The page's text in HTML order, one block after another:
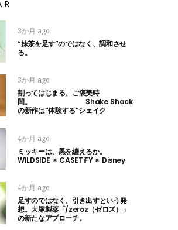
3か月 ago
“抹茶を足す”のではなく、調和させ
る。
3か月 ago
割ってはじまる、ご褒美時
間。 Shake Shack
の新作は“体験する”シェイク
4か月 ago
ミッキーは、黒を纏えるか。
WILDSIDE × CASETiFY × Disney
4か月 ago
足すのではなく、引き出すという発
想。大塚製薬「/zeroz（ゼロズ）」
の新たなアプローチ。